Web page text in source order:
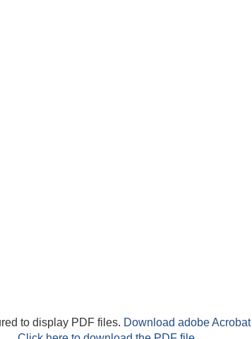
to display PDF files. Download adobe Acrobat